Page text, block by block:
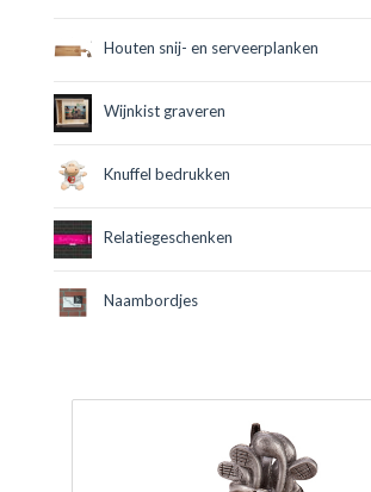
Houten snij- en serveerplanken
Wijnkist graveren
Knuffel bedrukken
Relatiegeschenken
Naambordjes